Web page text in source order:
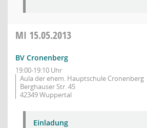
MI 15.05.2013
BV Cronenberg
19:00-19:10 Uhr
Aula der ehem. Hauptschule Cronenberg
Berghauser Str. 45
42349 Wuppertal
Einladung